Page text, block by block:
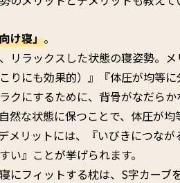
け寝」。
、リラックスした状態の寝姿勢。
りにも効果的）』『体圧が均等に
クにするために、背骨がなだら
然な状態に保つことで、体圧が
メリットには、『いびきにつな
い』ことが挙げられます。
にフィットする枕は、S字カーブ